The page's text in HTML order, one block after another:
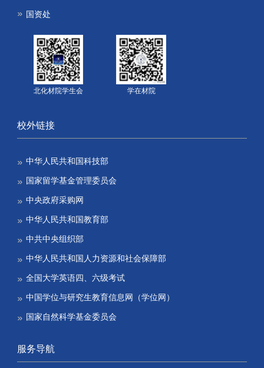
国资处
北化材院学生会 学在材院
校外链接
中华人民共和国科技部
国家留学基金管理委员会
中央政府采购网
中华人民共和国教育部
中共中央组织部
中华人民共和国人力资源和社会保障部
全国大学英语四、六级考试
中国学位与研究生教育信息网（学位网）
国家自然科学基金委员会
服务导航